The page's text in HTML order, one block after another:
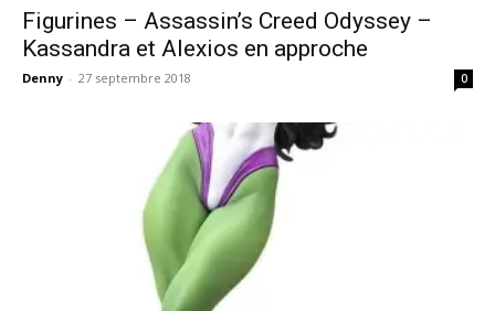
Figurines – Assassin’s Creed Odyssey –
Kassandra et Alexios en approche
Denny - 27 septembre 2018 0